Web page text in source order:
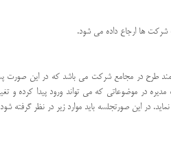
شرکت ها ارجاع داده می شود.
طرح در مجامع شرکت می باشد که در این
در موضوعاتی که می تواند ورود پیدا کرده و
در این صورتجلسه باید موارد زیر در نظر گرفته